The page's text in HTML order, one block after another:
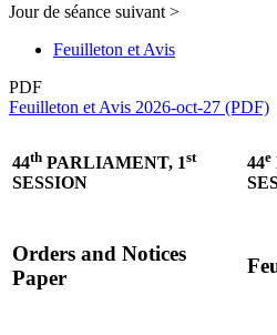
Jour de séance suivant >
Feuilleton et Avis
PDF
Feuilleton et Avis 2026-oct-27 (PDF)
44th PARLIAMENT, 1st
SESSION
44e
Orders and Notices
Paper